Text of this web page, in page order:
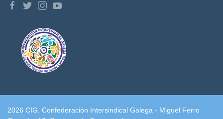
2026 CIG. Confederación Intersindical Galega - Miguel Ferro